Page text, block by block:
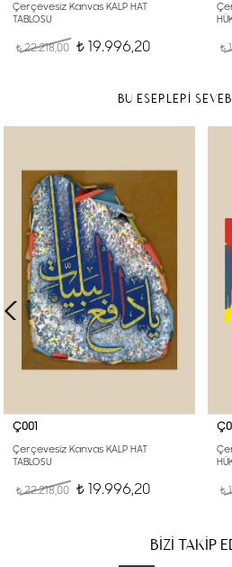
Çerçevesiz Kanvas KALP HAT
TABLOSU
t22.218,00 t 19.996,20 t
BU ESERLERİ
Ç001
Çerçevesiz Kanvas KALP HAT
TABLOSU
t22.218,00 t 19.996,20 t
BİZİ TAKİP